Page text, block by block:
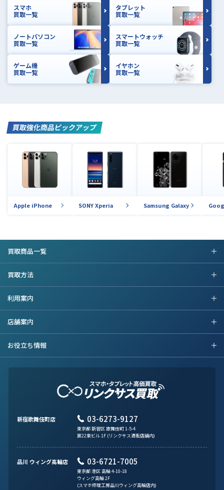
スマホ
買取一覧
タブレット
買取一覧
ノートパソコン
買取一覧
スマートウォッチ
買取一覧
ゲーム機
買取一覧
イヤホン
買取一覧
買取強化商品ピックアップ
Apple iPhone SONY Xperia Samsung Galaxy
買取商品一覧
買取方法
利用案内
店舗案内
お役立ち情報
新宿歌舞伎町店 03-6273-9127
東京都 新宿区 歌舞伎町 1-5-4
第22東ビル 1F (リンクサス酒販店舗内)
品川 ウィング高輪店 03-6721-7005
東京都 港区 高輪 4-10-18
ウィング高輪 2F
(スマホ修理工房品川ウィング高輪店内)